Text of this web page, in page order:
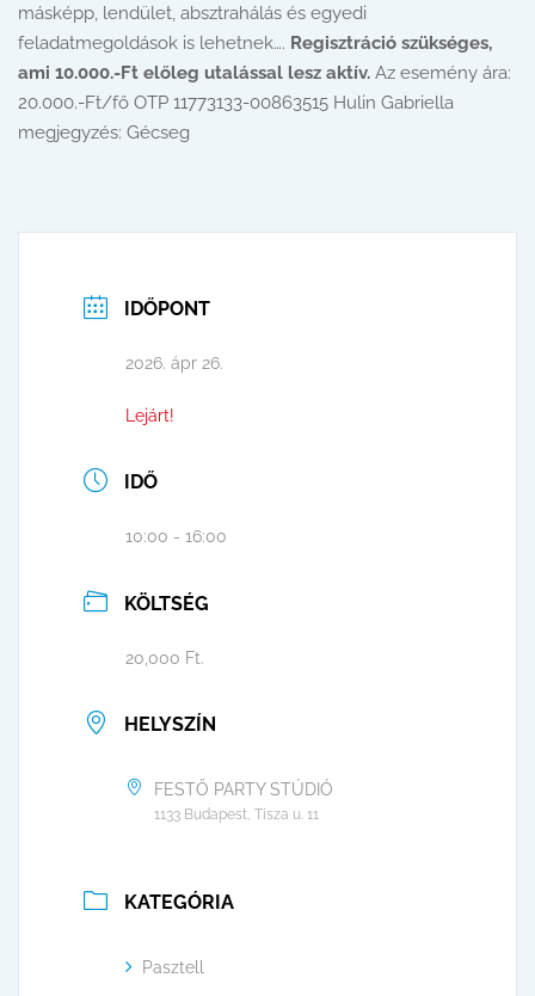
másképp, lendület, absztrahálás és egyedi
feladatmegoldások is lehetnek…. Regisztráció szükséges,
ami 10.000.-Ft előleg utalással lesz aktív. Az esemény ára:
20.000.-Ft/fő OTP 11773133-00863515 Hulin Gabriella
megjegyzés: Gécseg
IDŐPONT
2026. ápr 26.
Lejárt!
IDŐ
10:00 - 16:00
KÖLTSÉG
20,000 Ft.
HELYSZÍN
FESTŐ PARTY STÚDIÓ
1133 Budapest, Tisza u. 11
KATEGÓRIA
Pasztell